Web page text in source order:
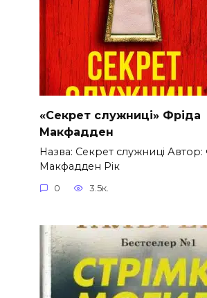
«Секрет служниці» Фріда
Макфадден
Назва: Секрет служниці Автор:
Макфадден Рік
0 3.5к.